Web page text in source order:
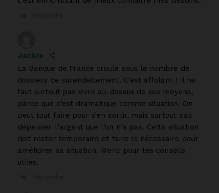
Jackie
La Banque de France croule sous le nombre de
dossiers de surendettement. C’est affolant ! Il ne
faut surtout pas vivre au-dessus de ses moyens,
parce que c’est dramatique comme situation. On
peut tout faire pour s’en sortir, mais surtout pas
dépenser l’argent que l’on n’a pas. Cette situation
doit rester temporaire et faire le nécessaire pour
améliorer sa situation. Merci pour tes conseils
utiles.